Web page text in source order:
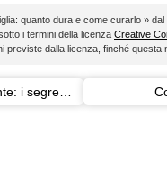
quanto dura e come curarlo » dal
i termini della licenza Creative
previste dalla licenza, finché questa
i segreti